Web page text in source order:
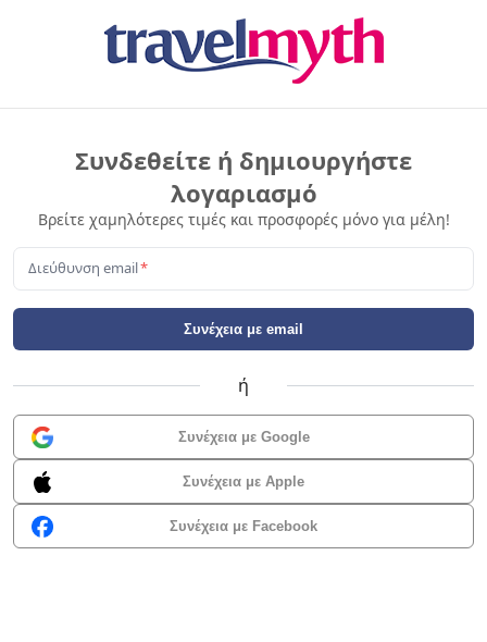
Συνδεθείτε ή δημιουργήστε
λογαριασμό
Βρείτε χαμηλότερες τιμές και προσφορές μόνο για μέλη!
Διεύθυνση email*
Συνέχεια με email
ή
Συνέχεια με Google
Συνέχεια με Apple
Συνέχεια με Facebook